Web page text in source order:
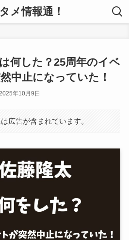
メ情報通！
何した？25周年のイベ
中止になっていた！
年10月9日
広告が含まれています。